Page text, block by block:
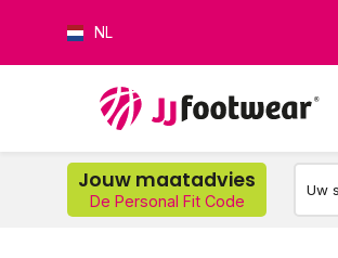
NL
Jouw maatadvies
De Personal Fit Code